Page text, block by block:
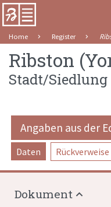
Home Register
Ribston
Stadt/Siedlung
Angaben aus der
Daten Rückverweise
Dokument